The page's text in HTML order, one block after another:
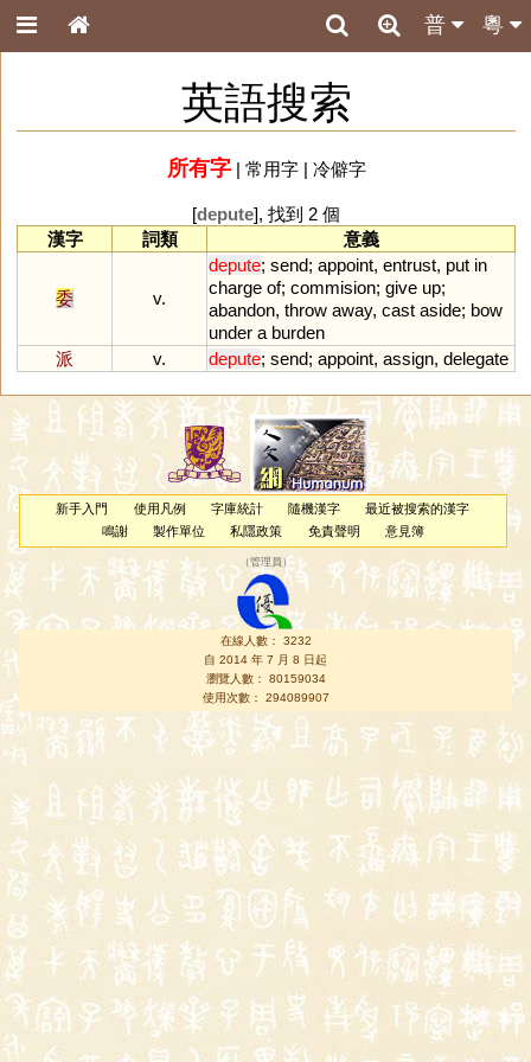
粵
普
英語搜索
所有字| 常用字| 冷僻字
[depute], 找到 2 個
漢字
詞類 意義
委 v.
depute; send; appoint, entrust, put in
charge of; commision; give up;
abandon, throw away, cast aside; bow
under a burden
派
v. depute; send; appoint, assign, delegate
新手入門 使用凡例 字庫統計 隨機漢字
最近被搜索的漢字
鳴謝
製作單位 私隱政策 免責聲明 意見簿
（管理員 ）
在線人數： 3232
自 2014 年 7 月 8 日起
瀏覽人數： 80159034
使用次數： 294089907